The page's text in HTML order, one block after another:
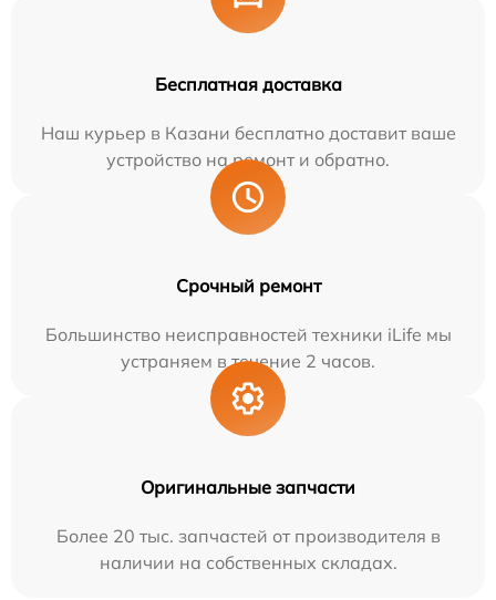
Бесплатная доставка
Наш курьер в Казани бесплатно доставит ваше
устройство на ремонт и обратно.
Срочный ремонт
Большинство неисправностей техники iLife мы
устраняем в течение 2 часов.
Оригинальные запчасти
Более 20 тыс. запчастей от производителя в
наличии на собственных складах.